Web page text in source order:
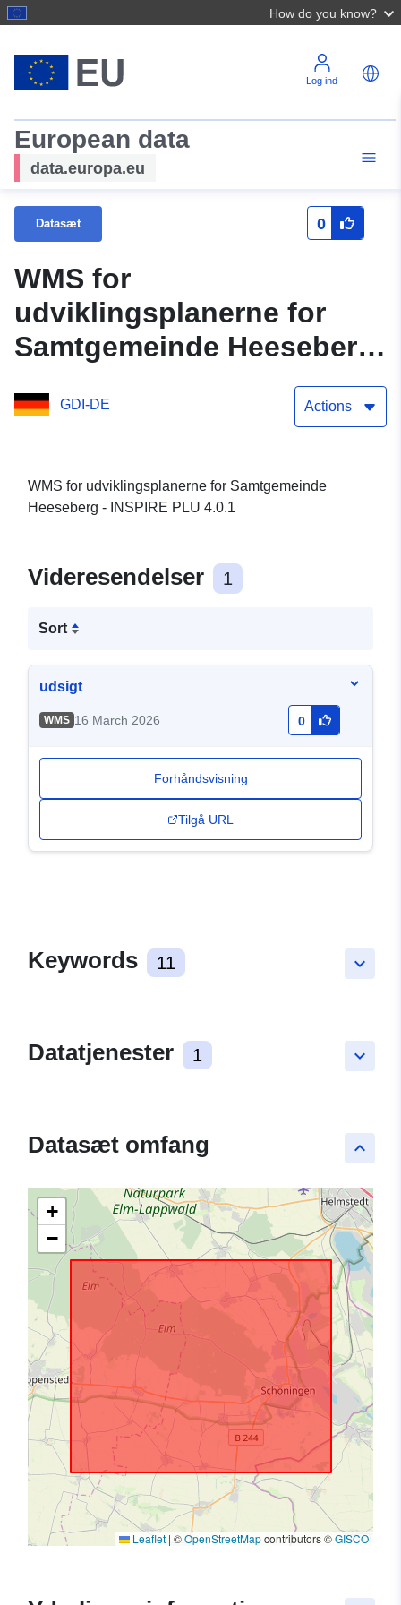
How do you know?
Log ind
European data
data.europa.eu
Datasæt 0
WMS for
udviklingsplanerne for
Samtgemeinde Heeseberg
GDI-DE Actions
WMS for udviklingsplanerne for Samtgemeinde
Heeseberg - INSPIRE PLU 4.0.1
Videresendelser 1
Sort
udsigt
WMS 16 March 2026 0
Forhåndsvisning
Tilgå URL
keyboard_arrow_down
Keywords 11
keyboard_arrow_down
Datatjenester 1
keyboard_arrow_up
Datasæt omfang
+
−
Leaflet | ©OpenStreetMapcontributors ©GISCO